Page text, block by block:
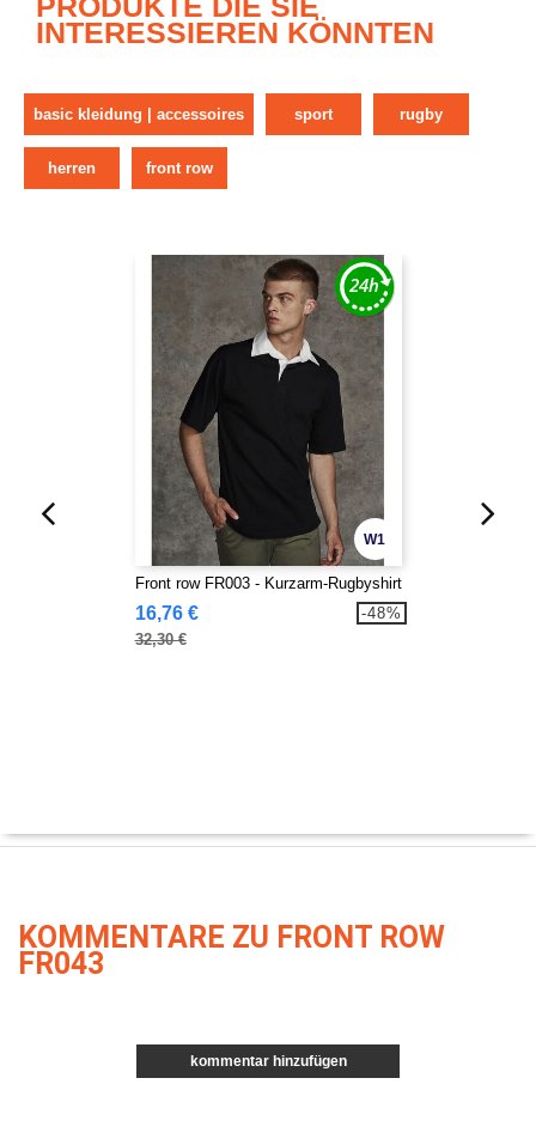
INTERESSIEREN KÖNNTEN
basic kleidung | accessoires sport rugby
herren front row
W1
Front row FR003 - Kurzarm-Rugbyshirt
16,76 €
32,30 €
-48%
KOMMENTARE ZU FRONT ROW
FR043
kommentar hinzufügen